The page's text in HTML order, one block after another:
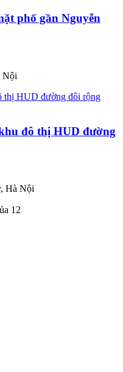
phố gần Nguyễn
Nội
đô thị HUD đường
Hà Nội
12